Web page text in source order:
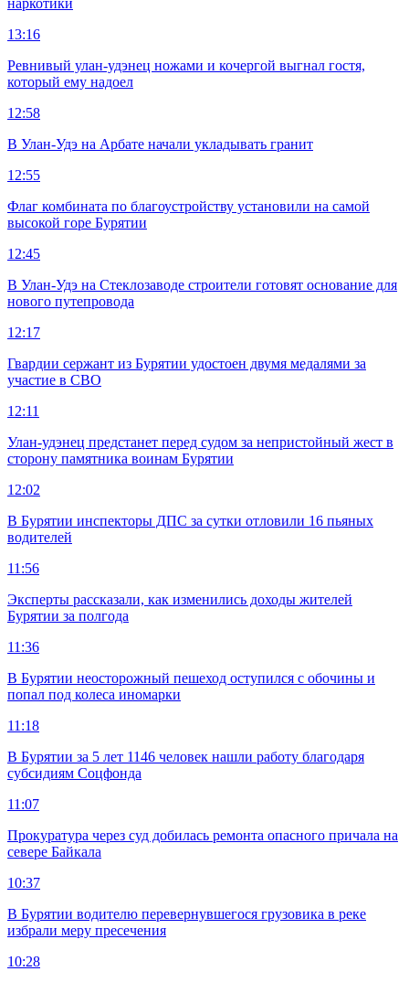
13:16
Ревнивый улан-удэнец ножами и кочергой выгнал гостя,
который ему надоел
12:58
В Улан-Удэ на Арбате начали укладывать гранит
12:55
Флаг комбината по благоустройству установили на самой
высокой горе Бурятии
12:45
В Улан-Удэ на Стеклозаводе строители готовят основание для
нового путепровода
12:17
Гвардии сержант из Бурятии удостоен двумя медалями за
участие в СВО
12:11
Улан-удэнец предстанет перед судом за непристойный жест в
сторону памятника воинам Бурятии
12:02
В Бурятии инспекторы ДПС за сутки отловили 16 пьяных
водителей
11:56
Эксперты рассказали, как изменились доходы жителей
Бурятии за полгода
11:36
В Бурятии неосторожный пешеход оступился с обочины и
попал под колеса иномарки
11:18
В Бурятии за 5 лет 1146 человек нашли работу благодаря
субсидиям Соцфонда
11:07
Прокуратура через суд добилась ремонта опасного причала на
севере Байкала
10:37
В Бурятии водителю перевернувшегося грузовика в реке
избрали меру пресечения
10:28